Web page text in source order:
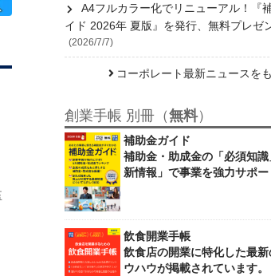
A4フルカラー化でリニューアル！『
イド 2026年 夏版』を発行、無料プレゼ
(2026/7/7)
コーポレート最新ニュースを
創業手帳 別冊（無料）
補助金ガイド
補助金・助成金の「必須知
新情報」で事業を強力サポー
飲食開業手帳
飲食店の開業に特化した最新
ウハウが掲載されています。